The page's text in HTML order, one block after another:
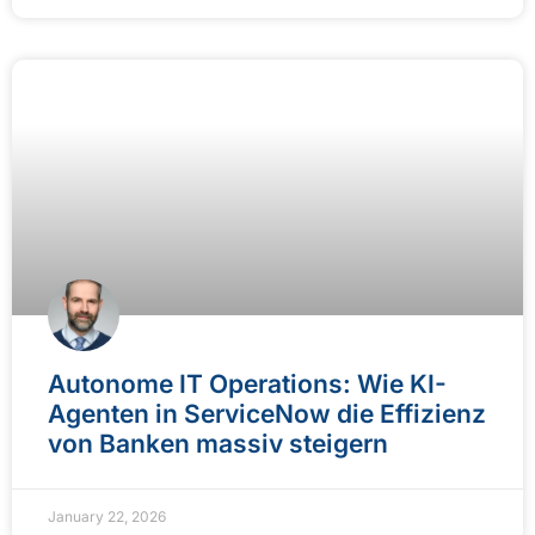
Autonome IT Operations: Wie KI-
Agenten in ServiceNow die Effizienz
von Banken massiv steigern
January 22, 2026